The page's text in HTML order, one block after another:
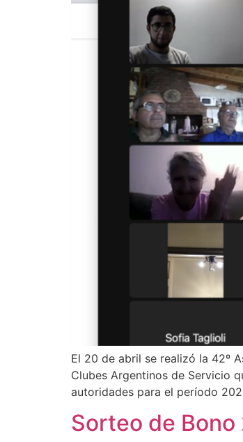
El 20 de abril se realizó la 42º
Clubes Argentinos de Servicio
autoridades para el período
Sorteo de